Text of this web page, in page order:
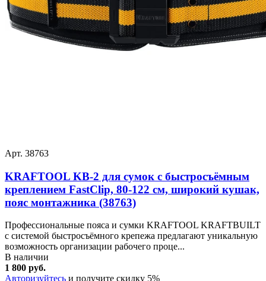
Арт. 38763
KRAFTOOL KB-2 для сумок с быстросъёмным
креплением FastClip, 80-122 см, широкий кушак,
пояс монтажника (38763)
Профессиональные пояса и сумки KRAFTOOL KRAFTBUILT
с системой быстросъёмного крепежа предлагают уникальную
возможность организации рабочего проце...
В наличии
1 800 руб.
Авторизуйтесь и получите скидку 5%